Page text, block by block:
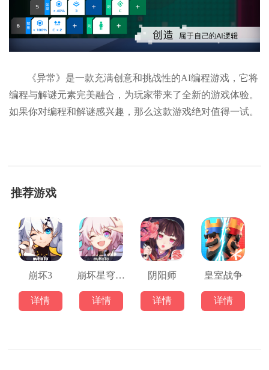
《异常》是一款充满创意和挑战性的AI编程游戏，它将
编程与解谜元素完美融合，为玩家带来了全新的游戏体验。
如果你对编程和解谜感兴趣，那么这款游戏绝对值得一试。
推荐游戏
崩坏3
详情
崩坏星穹铁道
详情
阴阳师
详情
皇室战争
详情